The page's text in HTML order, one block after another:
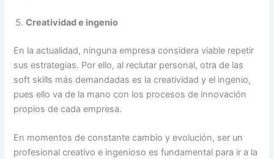
Creatividad e ingenio
En la actualidad, ninguna empresa considera viable repetir
sus estrategias. Por ello, al reclutar personal, otra de las
soft skills más demandadas es la creatividad y el ingenio,
pues ello va de la mano con los procesos de innovación
propios de cada empresa.
En momentos de constante cambio y evolución, ser un
profesional creativo e ingenioso es fundamental para ir a la